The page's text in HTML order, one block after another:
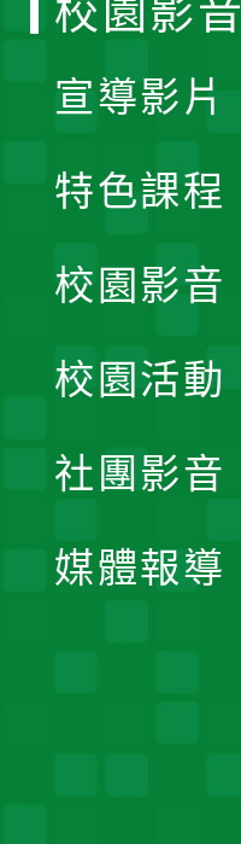
校園影音
宣導影片
特色課程
校園影音
校園活動
社團影音
媒體報導